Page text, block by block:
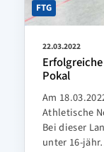
FTG
22.03.2022
Pokal
Am
Athletische
Bei dieser
unter 16-